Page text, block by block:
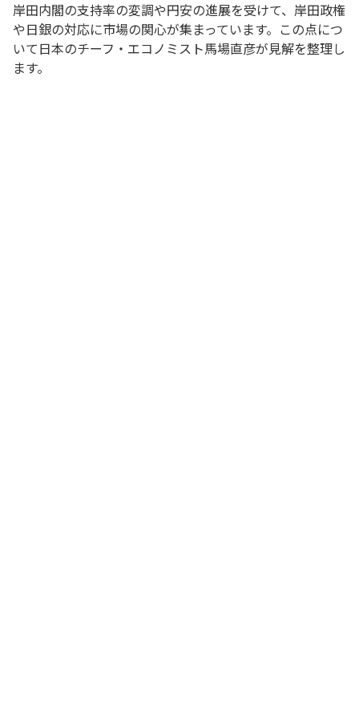
岸田内閣の支持率の変調や円安の進展を受けて、岸田政権
や日銀の対応に市場の関心が集まっています。この点につ
いて日本のチーフ・エコノミスト馬場直彦が見解を整理し
ます。